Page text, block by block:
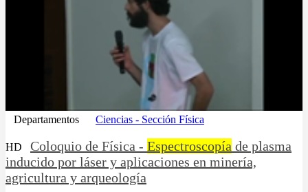
Departamentos Ciencias - Sección Física
HD Coloquio de Física - Espectroscopía de plasma
inducido por láser y aplicaciones en minería,
agricultura y arqueología